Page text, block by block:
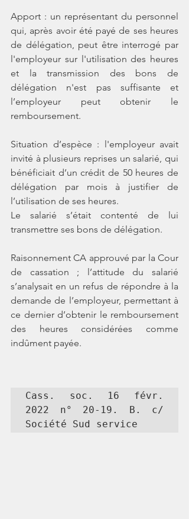
Apport : un représentant du personnel
qui, après avoir été payé de ses heures
de délégation, peut être interrogé par
l'employeur sur l'utilisation des heures
et la transmission des bons de
délégation n'est pas suffisante et
l’employeur peut obtenir le
remboursement.
Situation d’espèce : l'employeur avait
invité à plusieurs reprises un salarié, qui
bénéficiait d’un crédit de 50 heures de
délégation par mois à justifier de
l’utilisation de ses heures.
Le salarié s’était contenté de lui
transmettre ses bons de délégation.
Raisonnement CA approuvé par la Cour
de cassation ; l’attitude du salarié
s’analysait en un refus de répondre à la
demande de l’employeur, permettant à
ce dernier d’obtenir le remboursement
des heures considérées comme
indûment payée.
Cass. soc. 16 févr.
2022 n° 20-19. B. c/